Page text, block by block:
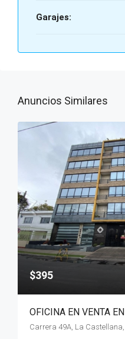
Garajes:
Anuncios Similares
$395